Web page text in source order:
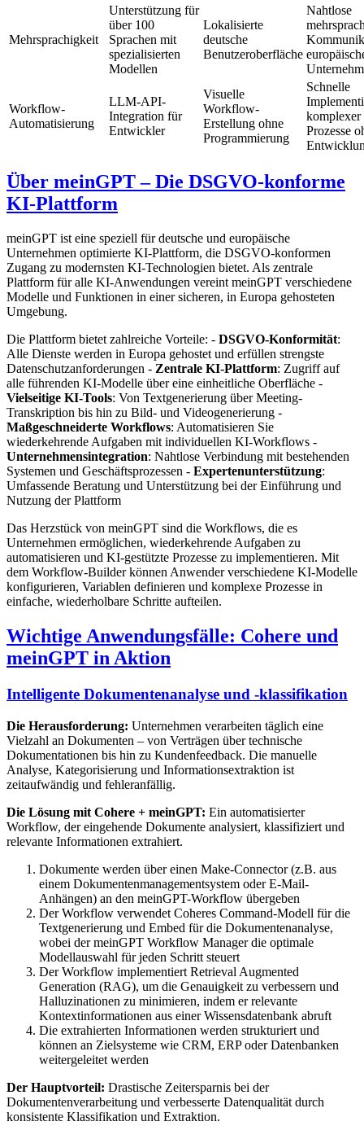
Mehrsprachigkeit
Unterstützung für
über 100
Sprachen mit
spezialisierten
Modellen
Lokalisierte
deutsche
Benutzeroberfläche
Nahtlose
Workflow-
Automatisierung
LLM-API-
Integration für
Entwickler
Visuelle
Workflow-
Erstellung ohne
Programmierung
Schnelle
Prozesse
Über meinGPT – Die DSGVO-konforme
KI-Plattform
meinGPT ist eine speziell für deutsche und europäische
Unternehmen optimierte KI-Plattform, die DSGVO-konformen
Zugang zu modernsten KI-Technologien bietet. Als zentrale
Plattform für alle KI-Anwendungen vereint meinGPT verschiedene
Modelle und Funktionen in einer sicheren, in Europa gehosteten
Umgebung.
Die Plattform bietet zahlreiche Vorteile: - DSGVO-Konformität:
Alle Dienste werden in Europa gehostet und erfüllen strengste
Datenschutzanforderungen - Zentrale KI-Plattform: Zugriff auf
alle führenden KI-Modelle über eine einheitliche Oberfläche -
Vielseitige KI-Tools: Von Textgenerierung über Meeting-
Transkription bis hin zu Bild- und Videogenerierung -
Maßgeschneiderte Workflows: Automatisieren Sie
wiederkehrende Aufgaben mit individuellen KI-Workflows -
Unternehmensintegration: Nahtlose Verbindung mit bestehenden
Systemen und Geschäftsprozessen - Expertenunterstützung:
Umfassende Beratung und Unterstützung bei der Einführung und
Nutzung der Plattform
Das Herzstück von meinGPT sind die Workflows, die es
Unternehmen ermöglichen, wiederkehrende Aufgaben zu
automatisieren und KI-gestützte Prozesse zu implementieren. Mit
dem Workflow-Builder können Anwender verschiedene KI-Modelle
konfigurieren, Variablen definieren und komplexe Prozesse in
einfache, wiederholbare Schritte aufteilen.
Wichtige Anwendungsfälle: Cohere und
meinGPT in Aktion
Intelligente Dokumentenanalyse und -klassifikation
Die Herausforderung: Unternehmen verarbeiten täglich eine
Vielzahl an Dokumenten – von Verträgen über technische
Dokumentationen bis hin zu Kundenfeedback. Die manuelle
Analyse, Kategorisierung und Informationsextraktion ist
zeitaufwändig und fehleranfällig.
Die Lösung mit Cohere + meinGPT: Ein automatisierter
Workflow, der eingehende Dokumente analysiert, klassifiziert und
relevante Informationen extrahiert.
Dokumente werden über einen Make-Connector (z.B. aus
einem Dokumentenmanagementsystem oder E-Mail-
Anhängen) an den meinGPT-Workflow übergeben
Der Workflow verwendet Coheres Command-Modell für die
Textgenerierung und Embed für die Dokumentenanalyse,
wobei der meinGPT Workflow Manager die optimale
Modellauswahl für jeden Schritt steuert
Der Workflow implementiert Retrieval Augmented
Generation (RAG), um die Genauigkeit zu verbessern und
Halluzinationen zu minimieren, indem er relevante
Kontextinformationen aus einer Wissensdatenbank abruft
Die extrahierten Informationen werden strukturiert und
können an Zielsysteme wie CRM, ERP oder Datenbanken
weitergeleitet werden
Der Hauptvorteil: Drastische Zeitersparnis bei der
Dokumentenverarbeitung und verbesserte Datenqualität durch
konsistente Klassifikation und Extraktion.